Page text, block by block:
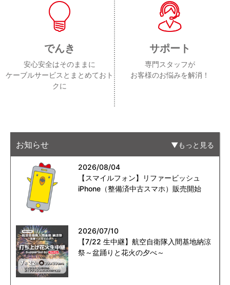
でんき
安心安全はそのままに
ケーブルサービスとまとめておト
クに
サポート
専門スタッフが
お客様のお悩みを解消！
お知らせ もっと見る
2026/08/04
【スマイルフォン】リファービッシュ
iPhone（整備済中古スマホ）販売開始
2026/07/10
【7/22 生中継】航空自衛隊入間基地納涼
祭～盆踊りと花火の夕べ～